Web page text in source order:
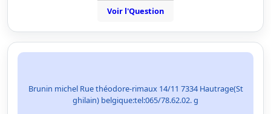
Voir l'Question
Brunin michel Rue théodore-rimaux 14/11 7334 Hautrage(St
ghilain) belgique:tel:065/78.62.02. g